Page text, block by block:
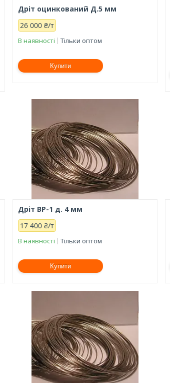
Дріт оцинкований Д.5 мм
26 000 ₴/т
В наявності Тільки оптом
Купити
Дріт ВР-1 д. 4 мм
17 400 ₴/т
В наявності Тільки оптом
Купити